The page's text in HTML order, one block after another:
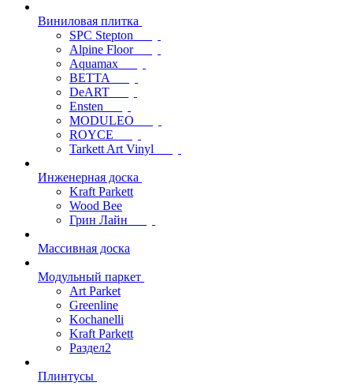
Виниловая плитка
SPC Stepton
Alpine Floor
Aquamax
BETTA
DeART
Ensten
MODULEO
ROYCE
Tarkett Art Vinyl
Инженерная доска
Kraft Parkett
Wood Bee
Грин Лайн
Массивная доска
Модульный паркет
Art Parket
Greenline
Kochanelli
Kraft Parkett
Раздел2
Плинтусы